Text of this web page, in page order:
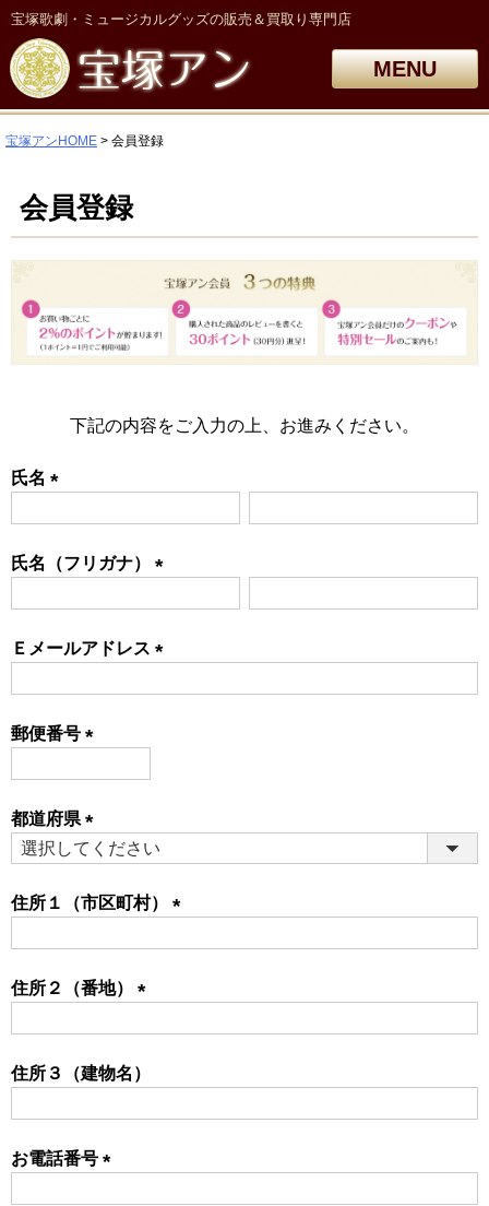
宝塚歌劇・ミュージカルグッズの販売＆買取り専門店
MENU
宝塚アンHOME 会員登録
会員登録
下記の内容をご入力の上、お進みください。
氏名
氏名（フリガナ）
Ｅメールアドレス
郵便番号
都道府県
(必
住所１（市区町村）
住所２（番地）
住所３（建物名）
お電話番号